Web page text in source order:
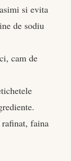
si evita
de sodiu
cam de
faina